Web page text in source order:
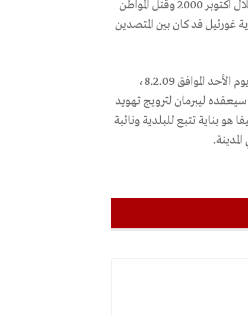
مخول وإطلاق الرصاص على مطاعم الشوارما في شارع يافا خلال اكتوبر 2000 وقتل المواطن
غورئيل قد كان بين المتصدين
وأشار مركز مساواة إلى ان مواطنين عربا ويهود سيتظاهرون يوم الأحد الموافق 8.2.09،
ليبرمان لترويج تهويد
بناية تتبع للبلدية ونائبة